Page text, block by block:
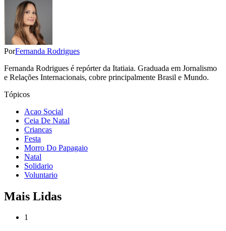
PorFernanda Rodrigues
Fernanda Rodrigues é repórter da Itatiaia. Graduada em Jornalismo
e Relações Internacionais, cobre principalmente Brasil e Mundo.
Tópicos
Acao Social
Ceia De Natal
Criancas
Festa
Morro Do Papagaio
Natal
Solidario
Voluntario
Mais Lidas
1